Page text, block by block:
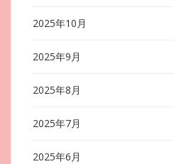
2025年10月
2025年9月
2025年8月
2025年7月
2025年6月